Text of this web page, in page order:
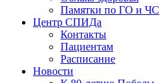
Памятки по ГО и ЧС
Центр СПИДа
Контакты
Пациентам
Расписание
Новости